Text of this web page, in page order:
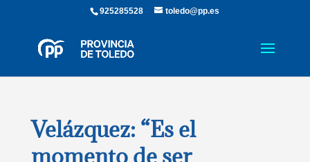
925285528 toledo@pp.es
Velázquez: “Es el
momento de ser